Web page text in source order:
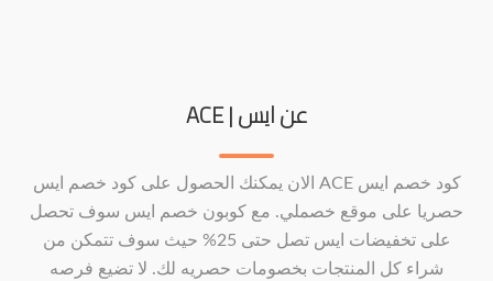
عن ايس | ACE
كود خصم ايس ACE الان يمكنك الحصول على كود خصم ايس
حصريا على موقع خصملي. مع كوبون خصم ايس سوف تحصل
على تخفيضات ايس تصل حتى 25% حيث سوف تتمكن من
شراء كل المنتجات بخصومات حصريه لك. لا تضيع فرصه